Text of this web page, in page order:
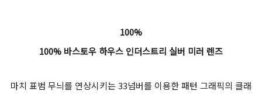
100%
100% 바스토우 하우스 인더스트리 실버 미러 렌즈
마치 표범 무늬를 연상시키는 33넘버를 이용한 패턴 그래픽의 클래